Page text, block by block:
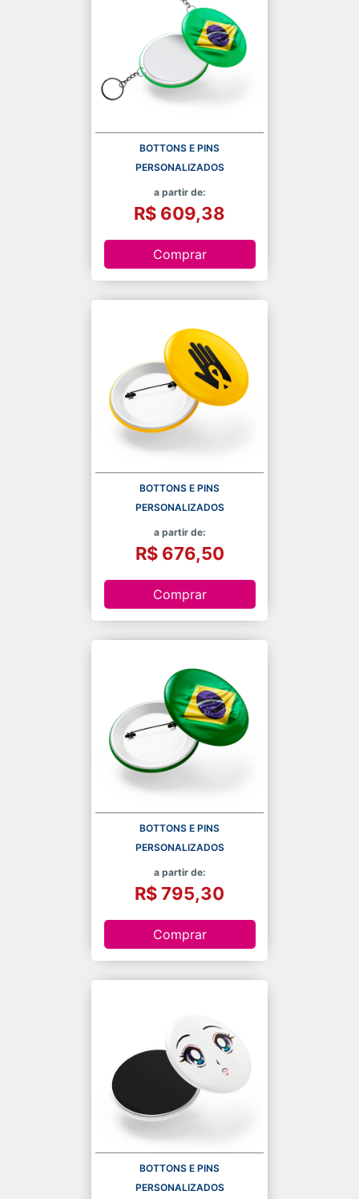
BOTTONS E PINS
PERSONALIZADOS
a partir de:
R$ 609,38
Comprar
BOTTONS E PINS
PERSONALIZADOS
a partir de:
R$ 676,50
Comprar
BOTTONS E PINS
PERSONALIZADOS
a partir de:
R$ 795,30
Comprar
BOTTONS E PINS
PERSONALIZADOS